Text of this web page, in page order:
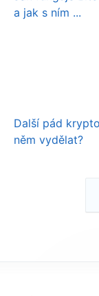
a jak s ním ...
Další pád
něm vydělat?